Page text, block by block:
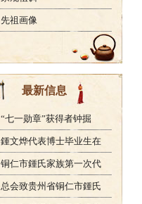
先祖画像
最新信息
“七一勋章”获得者钟掘
鍾文烨代表博士毕业生在
铜仁市鍾氏家族第一次代
总会致贵州省铜仁市鍾氏